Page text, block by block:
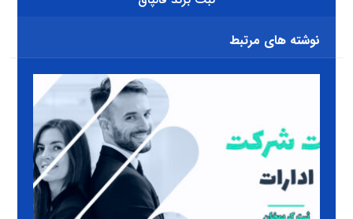
نوشته های مرتبط